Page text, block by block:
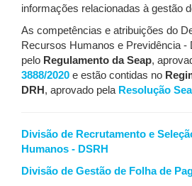
informações relacionadas à gestão
As competências e atribuições do
Recursos Humanos e Previdência -
pelo Regulamento da Seap,
3888/2020 e estão contidas no
DRH , aprovado pela Resolução
Divisão de Recrutamento e
Humanos - DSRH
Divisão de Gestão de Folha de